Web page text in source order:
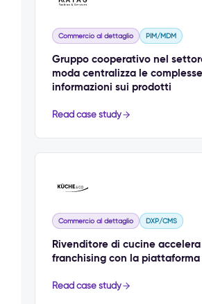
Commercio al dettaglio PIM/MDM
Gruppo cooperativo nel
moda centralizza le complesse
informazioni sui prodotti
Read case study
Commercio al dettaglio DXP/CMS
Rivenditore di cucine
franchising con la piattaforma
Read case study